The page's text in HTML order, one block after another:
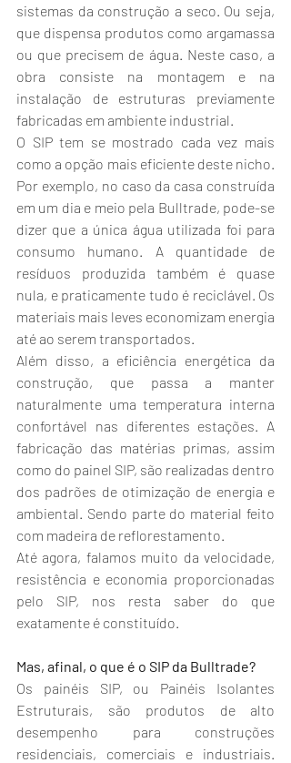
sistemas da construção a seco. Ou seja,
que dispensa produtos como argamassa
ou que precisem de água. Neste caso, a
obra consiste na montagem e na
instalação de estruturas previamente
fabricadas em ambiente industrial.
O SIP tem se mostrado cada vez mais
como a opção mais eficiente deste nicho.
Por exemplo, no caso da casa construída
em um dia e meio pela Bulltrade, pode-se
dizer que a única água utilizada foi para
consumo humano. A quantidade de
resíduos produzida também é quase
nula, e praticamente tudo é reciclável. Os
materiais mais leves economizam energia
até ao serem transportados.
Além disso, a eficiência energética da
construção, que passa a manter
naturalmente uma temperatura interna
confortável nas diferentes estações. A
fabricação das matérias primas, assim
como do painel SIP, são realizadas dentro
dos padrões de otimização de energia e
ambiental. Sendo parte do material feito
com madeira de reflorestamento.
Até agora, falamos muito da velocidade,
resistência e economia proporcionadas
pelo SIP, nos resta saber do que
exatamente é constituído.
Mas, afinal, o que é o SIP da Bulltrade?
Os painéis SIP, ou Painéis Isolantes
Estruturais, são produtos de alto
desempenho para construções
residenciais, comerciais e industriais.